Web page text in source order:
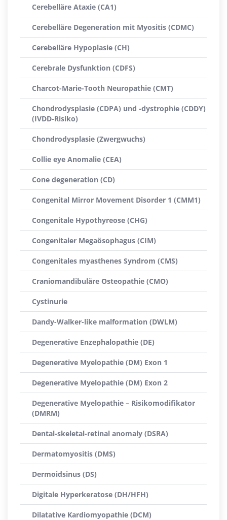
Cerebelläre Ataxie (CA1)
Cerebelläre Degeneration mit Myositis (CDMC)
Cerebelläre Hypoplasie (CH)
Cerebrale Dysfunktion (CDFS)
Charcot-Marie-Tooth Neuropathie (CMT)
Chondrodysplasie (CDPA) und -dystrophie (CDDY)
(IVDD-Risiko)
Chondrodysplasie (Zwergwuchs)
Collie eye Anomalie (CEA)
Cone degeneration (CD)
Congenital Mirror Movement Disorder 1 (CMM1)
Congenitale Hypothyreose (CHG)
Congenitaler Megaösophagus (CIM)
Congenitales myasthenes Syndrom (CMS)
Craniomandibuläre Osteopathie (CMO)
Cystinurie
Dandy-Walker-like malformation (DWLM)
Degenerative Enzephalopathie (DE)
Degenerative Myelopathie (DM) Exon 1
Degenerative Myelopathie (DM) Exon 2
Degenerative Myelopathie – Risikomodifikator
(DMRM)
Dental-skeletal-retinal anomaly (DSRA)
Dermatomyositis (DMS)
Dermoidsinus (DS)
Digitale Hyperkeratose (DH/HFH)
Dilatative Kardiomyopathie (DCM)